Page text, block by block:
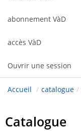
abonnement VàD
accès VàD
Ouvrir une session
Accueil / catalogue /
Catalogue